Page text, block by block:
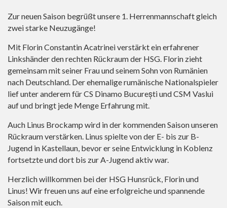
Zur neuen Saison begrüßt unsere 1. Herrenmannschaft gleich
zwei starke Neuzugänge!
Mit Florin Constantin Acatrinei verstärkt ein erfahrener
Linkshänder den rechten Rückraum der HSG. Florin zieht
gemeinsam mit seiner Frau und seinem Sohn von Rumänien
nach Deutschland. Der ehemalige rumänische Nationalspieler
lief unter anderem für CS Dinamo București und CSM Vaslui
auf und bringt jede Menge Erfahrung mit.
Auch Linus Brockamp wird in der kommenden Saison unseren
Rückraum verstärken. Linus spielte von der E- bis zur B-
Jugend in Kastellaun, bevor er seine Entwicklung in Koblenz
fortsetzte und dort bis zur A-Jugend aktiv war.
Herzlich willkommen bei der HSG Hunsrück, Florin und
Linus! Wir freuen uns auf eine erfolgreiche und spannende
Saison mit euch.